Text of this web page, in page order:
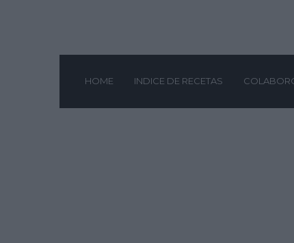
HOME INDICE DE RECETAS